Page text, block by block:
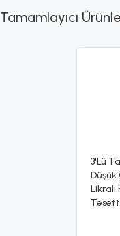
Tamamlayıcı
3'Lü
Düşük
Likralı